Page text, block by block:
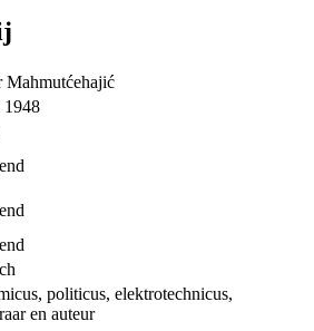
Mahmutćehajić
1948
politicus, elektrotechnicus,
en auteur